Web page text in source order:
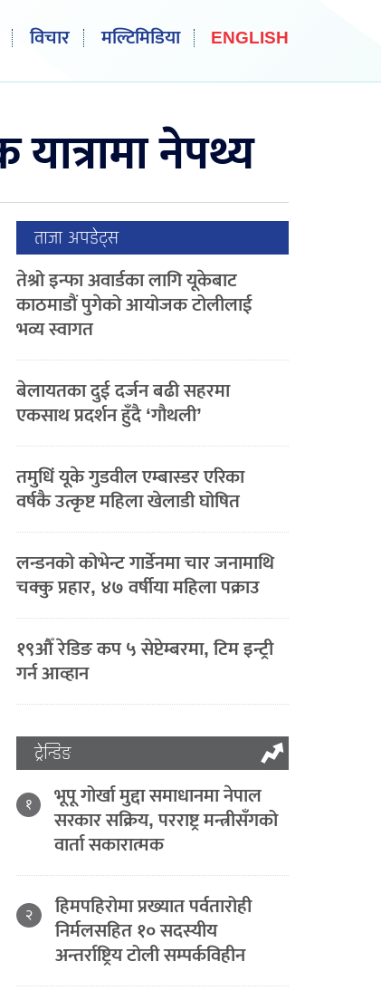
विचार मल्टिमिडिया ENGLISH
नेपथ्य
ताजा अपडेट्स
तेश्रो इन्फा अवार्डका लागि यूकेबाट
काठमाडौं पुगेको आयोजक टोलीलाई
भव्य स्वागत
बेलायतका दुई दर्जन बढी सहरमा
एकसाथ प्रदर्शन हुँदै ‘गौथली’
तमुधिं यूके गुडवील एम्बास्डर एरिका
वर्षकै उत्कृष्ट महिला खेलाडी घोषित
लन्डनको कोभेन्ट गार्डेनमा चार जनामाथि
चक्कु प्रहार, ४७ वर्षीया महिला पक्राउ
१९औँ रेडिङ कप ५ सेप्टेम्बरमा, टिम इन्ट्री
गर्न आव्हान
ट्रेन्डिङ
१ भूपू गोर्खा मुद्दा समाधानमा नेपाल
सरकार सक्रिय, परराष्ट्र मन्त्रीसँगको
वार्ता सकारात्मक
२ हिमपहिरोमा प्रख्यात पर्वतारोही
निर्मलसहित १० सदस्यीय
अन्तर्राष्ट्रिय टोली सम्पर्कविहीन